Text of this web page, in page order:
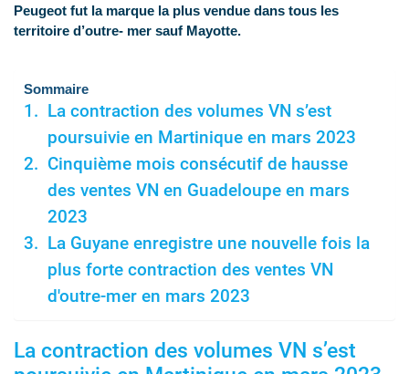
Peugeot fut la marque la plus vendue dans tous les
territoire d’outre- mer sauf Mayotte.
Sommaire
La contraction des volumes VN s’est
poursuivie en Martinique en mars 2023
Cinquième mois consécutif de hausse
des ventes VN en Guadeloupe en mars
2023
La Guyane enregistre une nouvelle fois la
plus forte contraction des ventes VN
d'outre-mer en mars 2023
La contraction des volumes VN s’est